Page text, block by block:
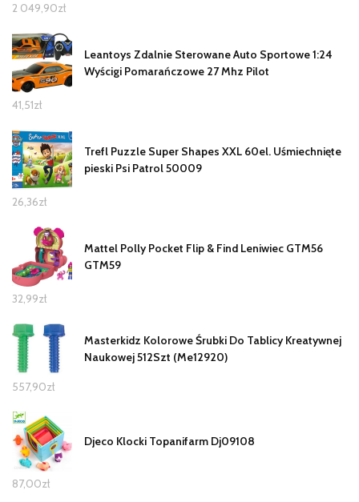
2 049,90zł
Leantoys Zdalnie Sterowane Auto Sportowe 1:24
Wyścigi Pomarańczowe 27 Mhz Pilot
41,51zł
Trefl Puzzle Super Shapes XXL 60el. Uśmiechnięte
pieski Psi Patrol 50009
26,36zł
Mattel Polly Pocket Flip & Find Leniwiec GTM56
GTM59
32,99zł
Masterkidz Kolorowe Śrubki Do Tablicy Kreatywnej
Naukowej 512Szt (Me12920)
557,90zł
Djeco Klocki Topanifarm Dj09108
87,00zł